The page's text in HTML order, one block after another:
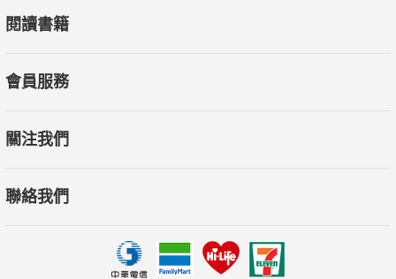
己的舒適圈，還是願意重新再來，這可能將會讓你的未來人生產
這個精神。
對於BMW車款的普世觀念，其前置後驅的極佳操控，早已深植人
驚訝，這究竟會是怎麼樣的一台BMW？
【更多精彩內容都在10月號Esquire君子時代雜誌】
閱讀書籍
會員服務
關注我們
聯絡我們